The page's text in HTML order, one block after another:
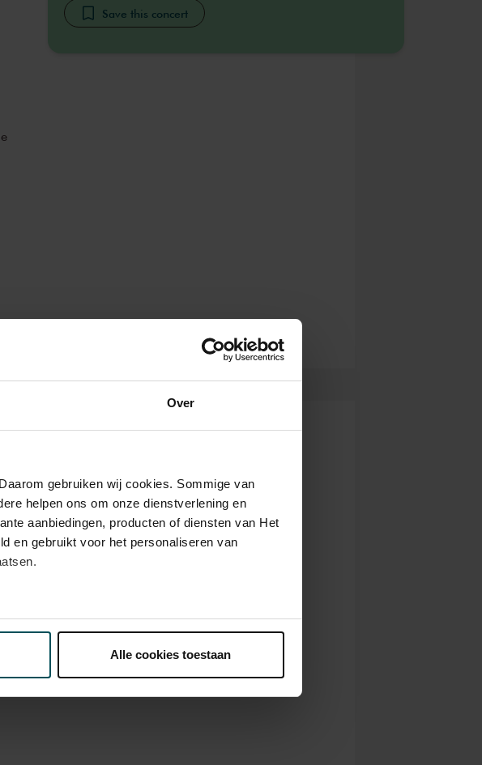
Over
gebruiken wij cookies. Sommige van
helpen ons om onze dienstverlening en
aanbiedingen, producten of diensten van Het
en gebruikt voor het personaliseren van
wijzigen of intrekken.
verwerken.
Alle cookies toestaan
Save this concert